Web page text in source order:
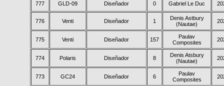
777 GLD-09 Diseñador 0 Gabriel Le Duc
776 Venti Diseñador 1
Denis Astbury
(Nautae)
775 Venti Diseñador 157
Paulav
Composites
774 Polaris Diseñador 8
Denis Atsbury
(Nautae)
773 GC24 Diseñador 6
Paulav
Composites